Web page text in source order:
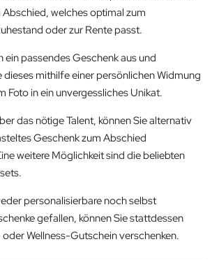
Abschied, welches optimal zum
oder zur Rente passt.
ein passendes Geschenk aus und
dieses mithilfe einer persönlichen Widmung
Foto in ein unvergessliches Unikat.
das nötige Talent, können Sie alternativ
Geschenk zum Abschied
weitere Möglichkeit sind die beliebten
personalisierbare noch selbst
gefallen, können Sie stattdessen
Wellness-Gutschein verschenken.